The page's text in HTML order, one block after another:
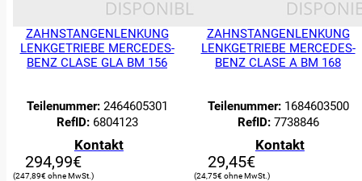
ZAHNSTANGENLENKUNG
LENKGETRIEBE MERCEDES-
BENZ CLASE GLA BM 156
Teilenummer:2464605301
RefID:6804123
Kontakt
294,99€
247,89€
ZAHNSTANGENLENKUNG
LENKGETRIEBE MERCEDES-
BENZ CLASE A BM 168
Teilenummer:1684603500
RefID:7738846
Kontakt
29,45€
24,75€